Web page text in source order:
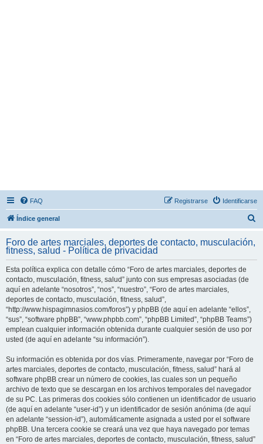
FAQ Identificarse
Registrarse
Índice general
c
Foro de artes marciales, deportes de contacto, musculación,
fitness, salud - Política de privacidad
Esta política explica con detalle cómo “Foro de artes marciales, deportes de
contacto, musculación, fitness, salud” junto con sus empresas asociadas (de
aquí en adelante “nosotros”, “nos”, “nuestro”, “Foro de artes marciales,
deportes de contacto, musculación, fitness, salud”,
“http://www.hispagimnasios.com/foros”) y phpBB (de aquí en adelante “ellos”,
“sus”, “software phpBB”, “www.phpbb.com”, “phpBB Limited”, “phpBB Teams”)
emplean cualquier información obtenida durante cualquier sesión de uso por
usted (de aquí en adelante “su información”).
Su información es obtenida por dos vías. Primeramente, navegar por “Foro de
artes marciales, deportes de contacto, musculación, fitness, salud” hará al
software phpBB crear un número de cookies, las cuales son un pequeño
archivo de texto que se descargan en los archivos temporales del navegador
de su PC. Las primeras dos cookies sólo contienen un identificador de usuario
(de aquí en adelante “user-id”) y un identificador de sesión anónima (de aquí
en adelante “session-id”), automáticamente asignada a usted por el software
phpBB. Una tercera cookie se creará una vez que haya navegado por temas
en “Foro de artes marciales, deportes de contacto, musculación, fitness, salud”